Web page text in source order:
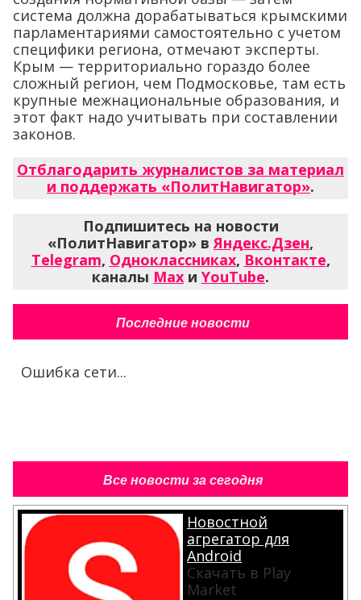
система должна дорабатываться крымскими
парламентариями самостоятельно с учетом
специфики региона, отмечают эксперты.
Крым — территориально гораздо более
сложный регион, чем Подмосковье, там есть
крупные межнациональные образования, и
этот факт надо учитывать при составлении
законов.
Отблагодарить журналистов за материал
и поддержать «ПолитНавигатор».
Подпишитесь на новости
«ПолитНавигатор» вЯндекс.Дзен,
Telegram, Одноклассниках, Вконтакте,
каналы Max и YouTube.
Последние новости
Ошибка сети...
Все новости за сегодня
Новостной
агрегатор для
Android
Скачать в Play
Market